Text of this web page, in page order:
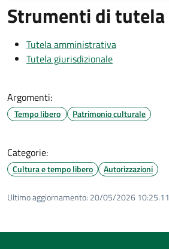
Strumenti di tutela
Tutela amministrativa
Tutela giurisdizionale
Argomenti:
Tempo libero Patrimonio culturale
Categorie:
Cultura e tempo libero Autorizzazioni
Ultimo aggiornamento: 20/05/2026 10:25.11